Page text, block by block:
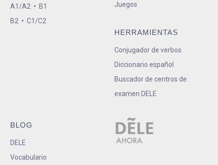
A1/A2 • B1
B2 • C1/C2
Juegos
HERRAMIENTAS
Conjugador de verbos
Diccionario español
Buscador de centros de
examen DELE
BLOG
DELE
Vocabulario